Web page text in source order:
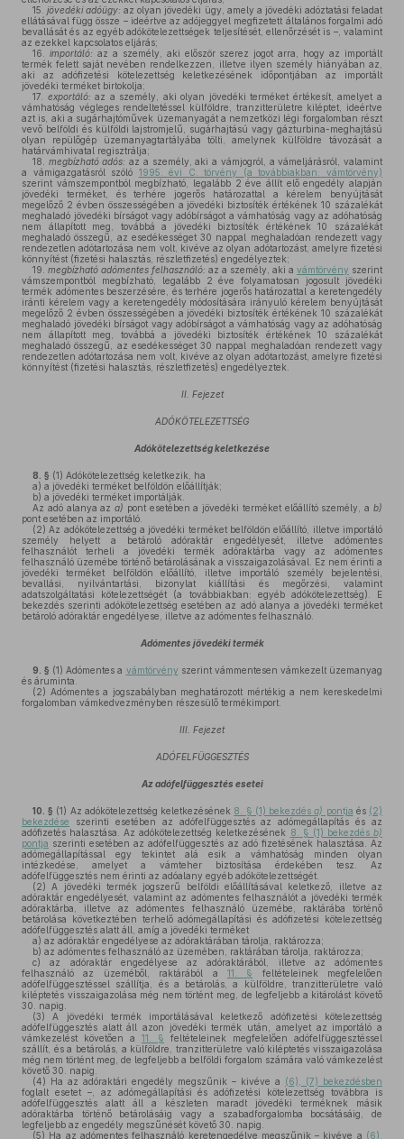
15. jövedéki adóügy: az olyan jövedéki ügy, amely a jövedéki adóztatási feladat
ellátásával függ össze – ideértve az adójeggyel megfizetett általános forgalmi adó
bevallását és az egyéb adókötelezettségek teljesítését, ellenőrzését is –, valamint
az ezekkel kapcsolatos eljárás;
16.
importáló: az a személy, aki először szerez jogot arra, hogy az importált
termék felett saját nevében rendelkezzen, illetve ilyen személy hiányában az,
aki az adófizetési kötelezettség keletkezésének időpontjában az importált
jövedéki terméket birtokolja;
17.
exportáló: az a személy, aki olyan jövedéki terméket értékesít, amelyet a
vámhatóság végleges rendeltetéssel külföldre, tranzitterületre kiléptet, ideértve
azt is, aki a sugárhajtóművek üzemanyagát a nemzetközi légi forgalomban részt
vevő belföldi és külföldi lajstromjelű, sugárhajtású vagy gázturbina-meghajtású
olyan repülőgép üzemanyagtartályába tölti, amelynek külföldre távozását a
határvámhivatal regisztrálja;
18.
megbízható adós: az a személy, aki a vámjogról, a vámeljárásról, valamint
a vámigazgatásról szóló 1995. évi C. törvény (a továbbiakban: vámtörvény)
szerint vámszempontból megbízható, legalább 2 éve állít elő engedély alapján
jövedéki terméket, és terhére jogerős határozattal a kérelem benyújtását
megelőző 2 évben összességében a jövedéki biztosíték értékének 10 százalékát
meghaladó jövedéki bírságot vagy adóbírságot a vámhatóság vagy az adóhatóság
nem állapított meg, továbbá a jövedéki biztosíték értékének 10 százalékát
meghaladó összegű, az esedékességet 30 nappal meghaladóan rendezett vagy
rendezetlen adótartozása nem volt, kivéve az olyan adótartozást, amelyre fizetési
könnyítést (fizetési halasztás, részletfizetés) engedélyeztek;
19. megbízható adómentes felhasználó: az a személy, aki a vámtörvény szerint
vámszempontból megbízható, legalább 2 éve folyamatosan jogosult jövedéki
termék adómentes beszerzésére, és terhére jogerős határozattal a keretengedély
iránti kérelem vagy a keretengedély módosítására irányuló kérelem benyújtását
megelőző 2 évben összességében a jövedéki biztosíték értékének 10 százalékát
meghaladó jövedéki bírságot vagy adóbírságot a vámhatóság vagy az adóhatóság
nem állapított meg, továbbá a jövedéki biztosíték értékének 10 százalékát
meghaladó összegű, az esedékességet 30 nappal meghaladóan rendezett vagy
rendezetlen adótartozása nem volt, kivéve az olyan adótartozást, amelyre fizetési
könnyítést (fizetési halasztás, részletfizetés) engedélyeztek.
II. Fejezet
ADÓKÖTELEZETTSÉG
Adókötelezettség keletkezése
8. § (1) Adókötelezettség keletkezik, ha
a) a jövedéki terméket belföldön előállítják;
b) a jövedéki terméket importálják.
Az adó alanya aza) pont esetében a jövedéki terméket előállító személy, ab)
pont esetében az importáló.
(2) Az adókötelezettség a jövedéki terméket belföldön előállító, illetve importáló
személy helyett a betároló adóraktár engedélyesét, illetve adómentes
felhasználót terheli a jövedéki termék adóraktárba vagy az adómentes
felhasználó üzemébe történő betárolásának a visszaigazolásával. Ez nem érinti a
jövedéki terméket belföldön előállító, illetve importáló személy bejelentési,
bevallási, nyilvántartási, bizonylat kiállítási és megőrzési, valamint
adatszolgáltatási kötelezettségét (a továbbiakban: egyéb adókötelezettség). E
bekezdés szerinti adókötelezettség esetében az adó alanya a jövedéki terméket
betároló adóraktár engedélyese, illetve az adómentes felhasználó.
Adómentes jövedéki termék
9. § (1) Adómentes a vámtörvény szerint vámmentesen vámkezelt üzemanyag
és áruminta.
(2) Adómentes a jogszabályban meghatározott mértékig a nem kereskedelmi
forgalomban vámkedvezményben részesülő termékimport.
III. Fejezet
ADÓFELFÜGGESZTÉS
Az adófelfüggesztés esetei
10. § (1) Az adókötelezettség keletkezésének 8. § (1) bekezdésa) pontja és (2)
bekezdése szerinti esetében az adófelfüggesztés az adómegállapítás és az
adófizetés halasztása. Az adókötelezettség keletkezésének 8. § (1) bekezdésb)
pontja szerinti esetében az adófelfüggesztés az adó fizetésének halasztása. Az
adómegállapítással egy tekintet alá esik a vámhatóság minden olyan
intézkedése, amelyet a vámteher biztosítása érdekében tesz. Az
adófelfüggesztés nem érinti az adóalany egyéb adókötelezettségét.
(2) A jövedéki termék jogszerű belföldi előállításával keletkező, illetve az
adóraktár engedélyesét, valamint az adómentes felhasználót a jövedéki termék
adóraktárba, illetve az adómentes felhasználó üzemébe, raktárába történő
betárolása következtében terhelő adómegállapítási és adófizetési kötelezettség
adófelfüggesztés alatt áll, amíg a jövedéki terméket
a) az adóraktár engedélyese az adóraktárában tárolja, raktározza;
b) az adómentes felhasználó az üzemében, raktárában tárolja, raktározza;
c) az adóraktár engedélyese az adóraktárából, illetve az adómentes
felhasználó az üzeméből, raktárából a 11. §
feltételeinek megfelelően
adófelfüggesztéssel szállítja, és a betárolás, a külföldre, tranzitterületre való
kiléptetés visszaigazolása még nem történt meg, de legfeljebb a kitárolást követő
30. napig.
(3) A jövedéki termék importálásával keletkező adófizetési kötelezettség
adófelfüggesztés alatt áll azon jövedéki termék után, amelyet az importáló a
vámkezelést követően a 11. § feltételeinek megfelelően adófelfüggesztéssel
szállít, és a betárolás, a külföldre, tranzitterületre való kiléptetés visszaigazolása
még nem történt meg, de legfeljebb a belföldi forgalom számára való vámkezelést
követő 30. napig.
(4) Ha az adóraktári engedély megszűnik – kivéve a (6), (7) bekezdésben
foglalt esetet –, az adómegállapítási és adófizetési kötelezettség továbbra is
adófelfüggesztés alatt áll a készleten maradt jövedéki terméknek másik
adóraktárba történő betárolásáig vagy a szabadforgalomba bocsátásáig, de
legfeljebb az engedély megszűnését követő 30. napig.
(5) Ha az adómentes felhasználó keretengedélye megszűnik – kivéve a (6),